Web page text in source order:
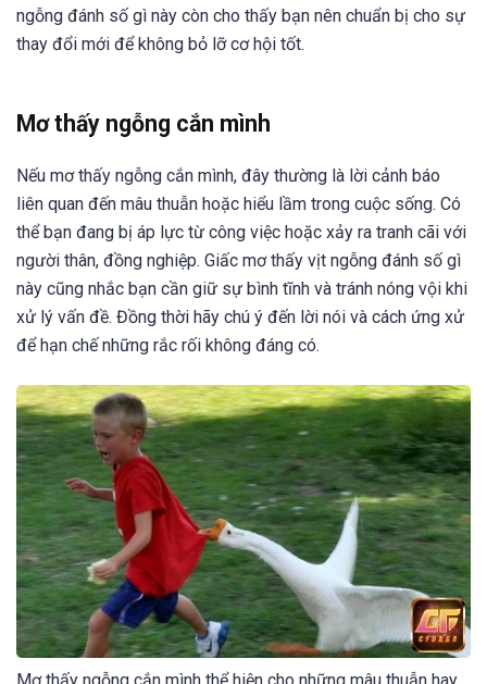
ngỗng đánh số gì này còn cho thấy bạn nên chuẩn bị cho sự
thay đổi mới để không bỏ lỡ cơ hội tốt.
Mơ thấy ngỗng cắn mình
Nếu mơ thấy ngỗng cắn mình, đây thường là lời cảnh báo
liên quan đến mâu thuẫn hoặc hiểu lầm trong cuộc sống. Có
thể bạn đang bị áp lực từ công việc hoặc xảy ra tranh cãi với
người thân, đồng nghiệp. Giấc mơ thấy vịt ngỗng đánh số gì
này cũng nhắc bạn cần giữ sự bình tĩnh và tránh nóng vội khi
xử lý vấn đề. Đồng thời hãy chú ý đến lời nói và cách ứng xử
để hạn chế những rắc rối không đáng có.